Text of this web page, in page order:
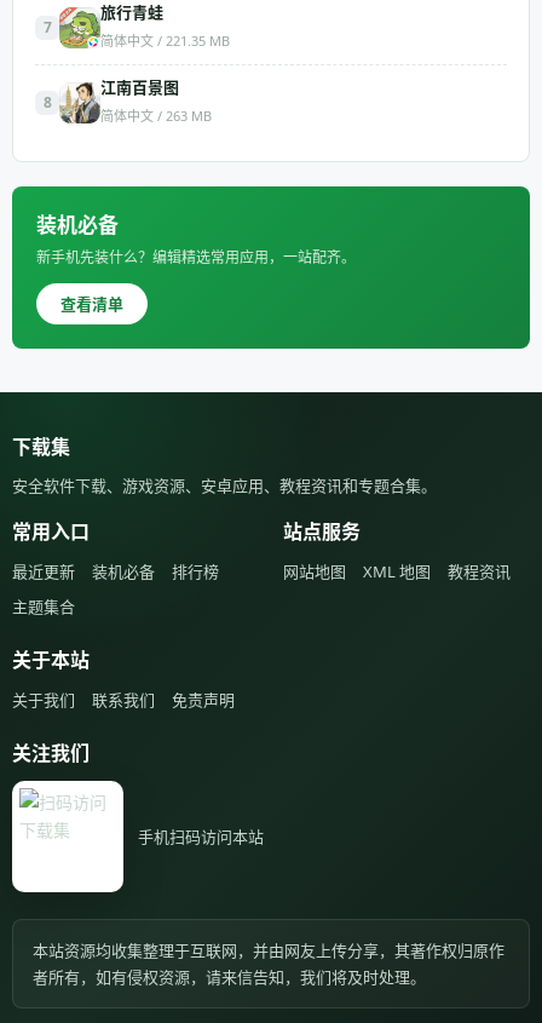
7
旅行青蛙
简体中文 / 221.35 MB
8
江南百景图
简体中文 / 263 MB
装机必备
新手机先装什么？编辑精选常用应用，一站配齐。
查看清单
下载集
安全软件下载、游戏资源、安卓应用、教程资讯和专题合集。
常用入口
最近更新 装机必备
排行榜
主题集合
站点服务
网站地图 XML 地图 教程资讯
关于本站
关于我们 联系我们 免责声明
关注我们
手机扫码访问本站
本站资源均收集整理于互联网，并由网友上传分享，其著作权归原作
者所有，如有侵权资源，请来信告知，我们将及时处理。